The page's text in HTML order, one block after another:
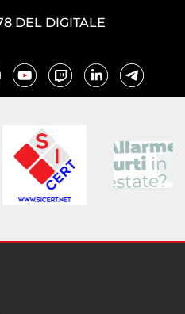
DEL DIGITALE